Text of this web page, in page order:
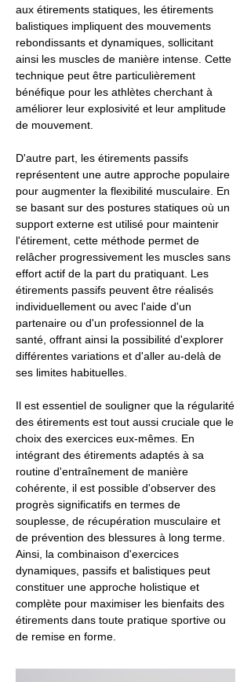
aux étirements statiques, les étirements
balistiques impliquent des mouvements
rebondissants et dynamiques, sollicitant
ainsi les muscles de manière intense. Cette
technique peut être particulièrement
bénéfique pour les athlètes cherchant à
améliorer leur explosivité et leur amplitude
de mouvement.
D'autre part, les étirements passifs
représentent une autre approche populaire
pour augmenter la flexibilité musculaire. En
se basant sur des postures statiques où un
support externe est utilisé pour maintenir
l'étirement, cette méthode permet de
relâcher progressivement les muscles sans
effort actif de la part du pratiquant. Les
étirements passifs peuvent être réalisés
individuellement ou avec l'aide d'un
partenaire ou d'un professionnel de la
santé, offrant ainsi la possibilité d'explorer
différentes variations et d'aller au-delà de
ses limites habituelles.
Il est essentiel de souligner que la régularité
des étirements est tout aussi cruciale que le
choix des exercices eux-mêmes. En
intégrant des étirements adaptés à sa
routine d'entraînement de manière
cohérente, il est possible d'observer des
progrès significatifs en termes de
souplesse, de récupération musculaire et
de prévention des blessures à long terme.
Ainsi, la combinaison d'exercices
dynamiques, passifs et balistiques peut
constituer une approche holistique et
complète pour maximiser les bienfaits des
étirements dans toute pratique sportive ou
de remise en forme.